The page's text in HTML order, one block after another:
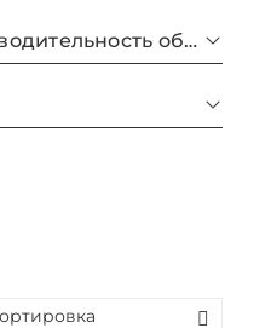
Макс. производительность обогрева